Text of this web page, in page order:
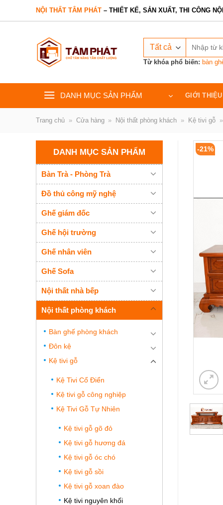
NỘI THẤT TÂM PHÁT – THIẾT KẾ, SẢN XUẤT, THI CÔNG
Từ khóa phổ biến: bàn
DANH MỤC SẢN PHẨM GIỚI THIỆU
Trang chủ » Cửa hàng » Nội thất phòng khách » Kệ tivi gỗ »
DANH MỤC SẢN PHẨM
Bàn Trà - Phòng Trà
Đồ thủ công mỹ nghệ
Ghế giám đốc
Ghế hội trường
Ghế nhân viên
Ghế Sofa
Nội thất nhà bếp
Nội thất phòng khách
Bàn ghế phòng khách
Đôn kệ
Kệ tivi gỗ
Kệ Tivi Cổ Điển
Kệ tivi gỗ công nghiệp
Kệ Tivi Gỗ Tự Nhiên
Kệ tivi gỗ gõ đỏ
Kệ tivi gỗ hương đá
Kệ tivi gỗ óc chó
Kệ tivi gỗ sồi
Kệ tivi gỗ xoan đào
Kệ tivi nguyên khối
-21%